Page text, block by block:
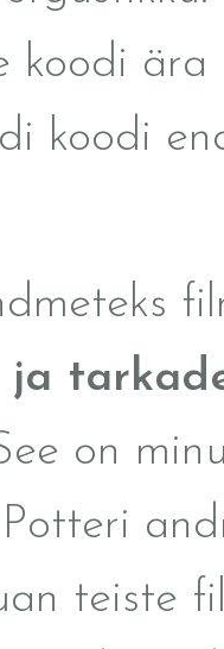
koodi ära
koodi
ja
on
teiste